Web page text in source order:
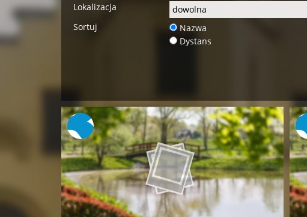
Lokalizacja
Sortuj
Nazwa
Dystans